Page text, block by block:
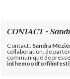
CONTACT -
Contact : Sandra
collaboration, de
communiqué de